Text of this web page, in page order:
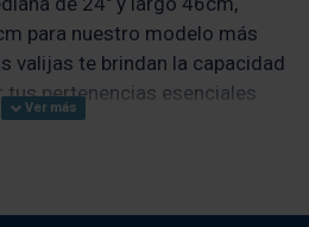
para nuestro modelo más
valijas te brindan la capacidad
pertenencias esenciales
por espacio que no
de viaje sin romper tu